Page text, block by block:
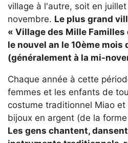
village à l'autre, soit en
novembre. Le plus grand
« Village des Mille Familles
le nouvel an le 10ème
(généralement à la mi-
Chaque année à cette
femmes et les enfants de
costume traditionnel Miao
bijoux en argent (de la
Les gens chantent,